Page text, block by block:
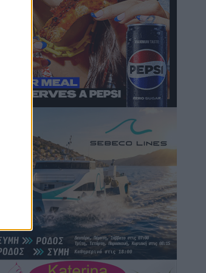
Τοπικές Ειδήσεις • πριν 14 ώρες
Iατρικός Σύλλογος Ροδου προς Α.
Γεωργιάδη: Στρατηγικές Προτάσεις για
την Ενίσχυση της Δημόσιας Υγείας στη
Νησιωτική Ελλάδα και στα
Νοσοκομεία της Γ΄ Ζώνης
Πάνθηρες: Ξεκίνησαν αισιόδοξοι για
την παρθενική “πτήση” τους
Αθλητικά πριν 14 ώρες
Άρης Αρχαγγέλου: Στο πλευρό του
άτυχου Ιάκωβου Θωμά
Αθλητικά • πριν 14 ώρες